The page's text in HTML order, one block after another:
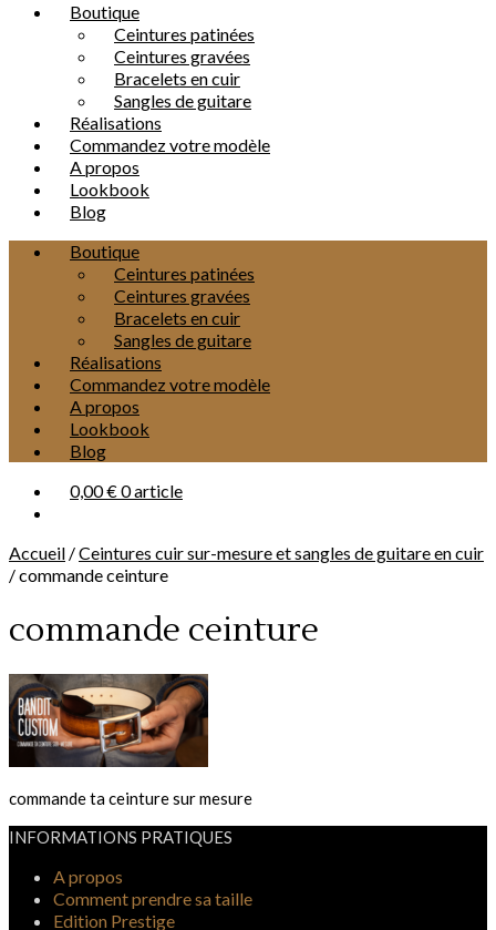
Boutique
Ceintures patinées
Ceintures gravées
Bracelets en cuir
Sangles de guitare
Réalisations
Commandez votre modèle
A propos
Lookbook
Blog
Boutique
Ceintures patinées
Ceintures gravées
Bracelets en cuir
Sangles de guitare
Réalisations
Commandez votre modèle
A propos
Lookbook
Blog
0,00 €0 article
Accueil /Ceintures cuir sur-mesure et sangles de guitare en cuir
/commande ceinture
commande ceinture
commande ta ceinture sur mesure
INFORMATIONS PRATIQUES
A propos
Comment prendre sa taille
Edition Prestige